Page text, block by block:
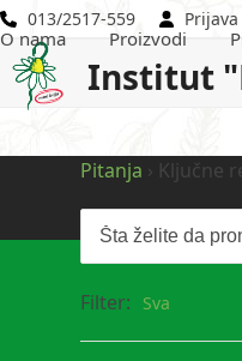
Skip
to
content
013/2517-559
Institut
O nama Proizvodi
Pitanja › Ključne
Filter: Sva